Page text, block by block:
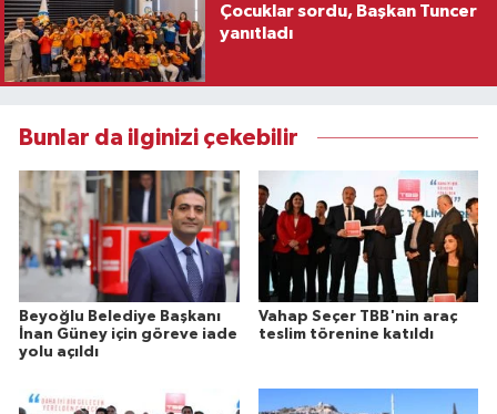
Çocuklar sordu, Başkan Tuncer
yanıtladı
Bunlar da ilginizi çekebilir
Beyoğlu Belediye Başkanı
İnan Güney için göreve iade
yolu açıldı
Vahap Seçer TBB'nin araç
teslim törenine katıldı